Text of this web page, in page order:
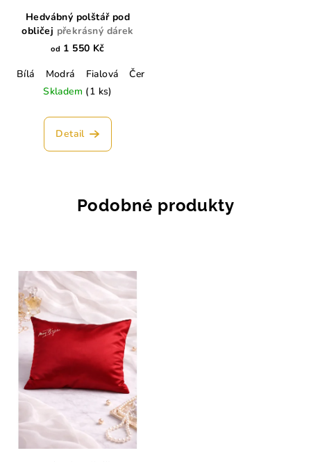
Hedvábný polštář pod
obličej překrásný dárek
od 1 550 Kč
Bílá
Modrá Fialová Červená
Skladem (1 ks)
Detail
Podobné produkty